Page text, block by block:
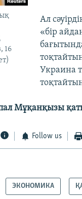
16
Ал
«бір
Украина
Мұқанқызы
Follow us
ЭКОНОМИКА